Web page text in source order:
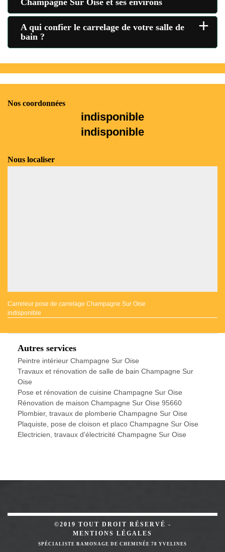
A qui confier le carrelage de votre salle de
bain ?
+
Nos coordonnées
indisponible
indisponible
Nous localiser
Carreleur pose de carrelage Champagne Sur Oise
indisponible
Autres services
Peintre intérieur Champagne Sur Oise
Travaux et rénovation de salle de bain Champagne Sur
Oise
Pose et rénovation de cuisine Champagne Sur Oise
Rénovation de maison Champagne Sur Oise 95660
Plombier, travaux de plomberie Champagne Sur Oise
Plaquiste, pose de cloison et placo Champagne Sur Oise
Electricien, travaux d'électricité Champagne Sur Oise
©2019 TOUT DROIT RÉSERVÉ -
MENTIONS LÉGALES
SPÉCIALISTE RAMONAGE DE CHEMINÉE 78 YVELINES